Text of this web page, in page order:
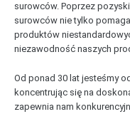
surowców. Poprzez
surowców nie tylko
produktów
niezawodność naszych
Od ponad 30 lat jesteśmy
koncentrując się na
zapewnia nam